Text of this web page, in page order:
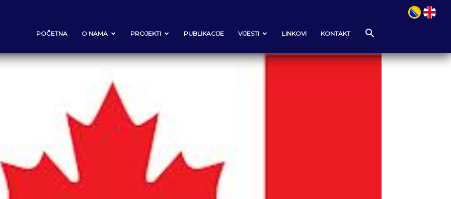
POČETNA O NAMA PROJEKTI PUBLIKACIJE VIJESTI LINKOVI KONTAKT